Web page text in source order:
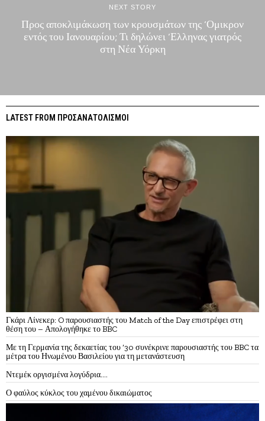
NEXT STORY
Προς αποκλιμάκωση των κρουσμάτων της ‘Ομικρον
εντός του Ιανουαρίου; Τι δηλώνει ‘Ελληνας γιατρός
στη Νέα Υόρκη
LATEST FROM ΠΡΟΣΑΝΑΤΟΛΙΣΜΟΙ
Γκάρι Λίνεκερ: O παρουσιαστής του Match of the Day επιστρέφει στη
θέση του – Απολογήθηκε το BBC
Με τη Γερμανία της δεκαετίας του ’30 συνέκρινε παρουσιαστής του BBC τα
μέτρα του Ηνωμένου Βασιλείου για τη μετανάστευση
Ντεμέκ οργισμένα λογύδρια….
Ο φαύλος κύκλος του χαμένου δικαιώματος